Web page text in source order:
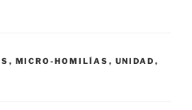
, MICRO-HOMILÍAS , UNIDAD ,